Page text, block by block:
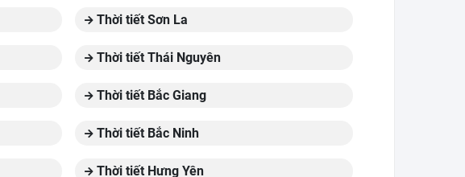
Thời tiết Sơn La
Thời tiết Thái Nguyên
Thời tiết Bắc Giang
Thời tiết Bắc Ninh
Thời tiết Hưng Yên